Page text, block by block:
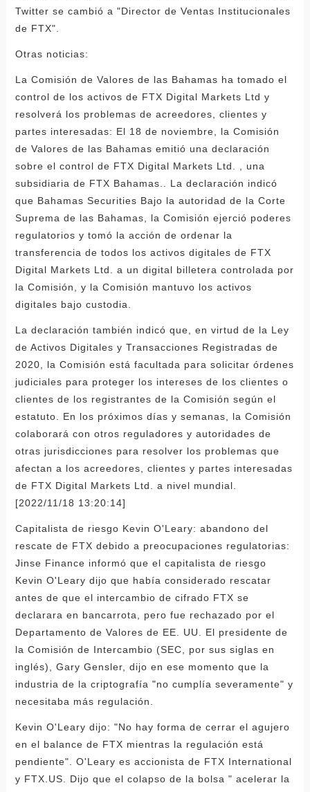
Twitter se cambió a "Director de Ventas Institucionales
de FTX".
Otras noticias:
La Comisión de Valores de las Bahamas ha tomado el
control de los activos de FTX Digital Markets Ltd y
resolverá los problemas de acreedores, clientes y
partes interesadas: El 18 de noviembre, la Comisión
de Valores de las Bahamas emitió una declaración
sobre el control de FTX Digital Markets Ltd. , una
subsidiaria de FTX Bahamas.. La declaración indicó
que Bahamas Securities Bajo la autoridad de la Corte
Suprema de las Bahamas, la Comisión ejerció poderes
regulatorios y tomó la acción de ordenar la
transferencia de todos los activos digitales de FTX
Digital Markets Ltd. a un digital billetera controlada por
la Comisión, y la Comisión mantuvo los activos
digitales bajo custodia.
La declaración también indicó que, en virtud de la Ley
de Activos Digitales y Transacciones Registradas de
2020, la Comisión está facultada para solicitar órdenes
judiciales para proteger los intereses de los clientes o
clientes de los registrantes de la Comisión según el
estatuto. En los próximos días y semanas, la Comisión
colaborará con otros reguladores y autoridades de
otras jurisdicciones para resolver los problemas que
afectan a los acreedores, clientes y partes interesadas
de FTX Digital Markets Ltd. a nivel mundial.
[2022/11/18 13:20:14]
Capitalista de riesgo Kevin O'Leary: abandono del
rescate de FTX debido a preocupaciones regulatorias:
Jinse Finance informó que el capitalista de riesgo
Kevin O'Leary dijo que había considerado rescatar
antes de que el intercambio de cifrado FTX se
declarara en bancarrota, pero fue rechazado por el
Departamento de Valores de EE. UU. El presidente de
la Comisión de Intercambio (SEC, por sus siglas en
inglés), Gary Gensler, dijo en ese momento que la
industria de la criptografía "no cumplía severamente" y
necesitaba más regulación.
Kevin O'Leary dijo: "No hay forma de cerrar el agujero
en el balance de FTX mientras la regulación está
pendiente". O'Leary es accionista de FTX International
y FTX.US. Dijo que el colapso de la bolsa " acelerar la